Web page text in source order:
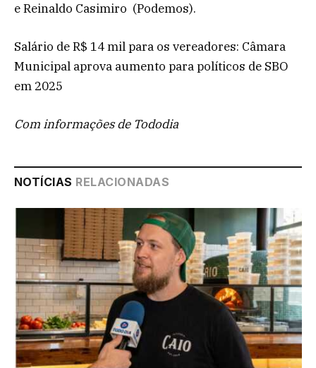
e Reinaldo Casimiro (Podemos).
Salário de R$ 14 mil para os vereadores: Câmara
Municipal aprova aumento para políticos de SBO
em 2025
Com informações de Tododia
NOTÍCIAS RELACIONADAS